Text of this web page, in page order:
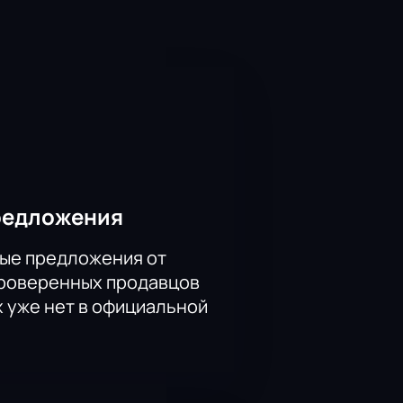
Санкт-Петербург, ул.
близко сопереживать
а интерьер зала создаёт
предложения от
продавцов
нет в официальной